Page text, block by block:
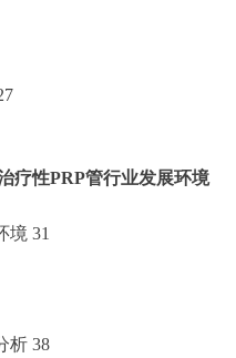
疗性PRP管行业发展环境
境 31
析 38